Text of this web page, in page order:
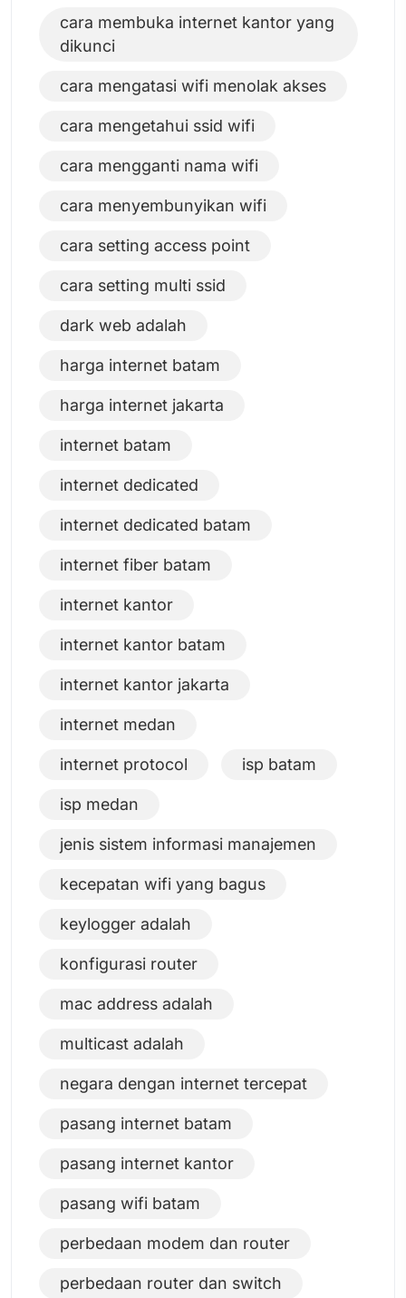
cara membuka internet kantor yang
dikunci
cara mengatasi wifi menolak akses
cara mengetahui ssid wifi
cara mengganti nama wifi
cara menyembunyikan wifi
cara setting access point
cara setting multi ssid
dark web adalah
harga internet batam
harga internet jakarta
internet batam
internet dedicated
internet dedicated batam
internet fiber batam
internet kantor
internet kantor batam
internet kantor jakarta
internet medan
internet protocol isp batam
isp medan
jenis sistem informasi manajemen
kecepatan wifi yang bagus
keylogger adalah
konfigurasi router
mac address adalah
multicast adalah
negara dengan internet tercepat
pasang internet batam
pasang internet kantor
pasang wifi batam
perbedaan modem dan router
perbedaan router dan switch